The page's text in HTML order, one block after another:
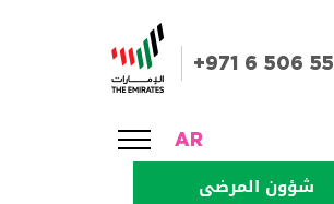
+971 6 506
AR
شؤون المرضى